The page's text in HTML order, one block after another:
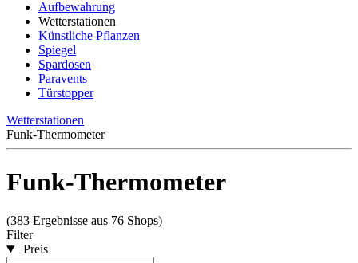
Aufbewahrung
Wetterstationen
Künstliche Pflanzen
Spiegel
Spardosen
Paravents
Türstopper
Wetterstationen
Funk-Thermometer
Funk-Thermometer
(383 Ergebnisse aus 76 Shops)
Filter
Preis